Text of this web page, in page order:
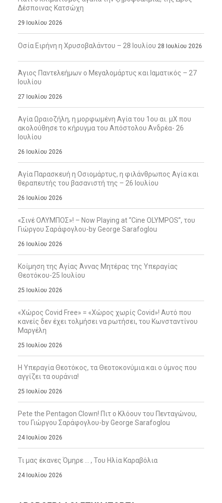
Δέσποινας Κατσώχη
29 Ιουλίου 2026
Οσία Ειρήνη η Χρυσοβαλάντου – 28 Ιουλίου 28 Ιουλίου 2026
Άγιος Παντελεήμων ο Μεγαλομάρτυς και Ιαματικός – 27
Ιουλίου
27 Ιουλίου 2026
Αγία Ωραιοζήλη, η μορφωμένη Αγία του 1ου αι. μΧ που
ακολούθησε το κήρυγμα του Απόστολου Ανδρέα- 26
Ιουλίου
26 Ιουλίου 2026
Αγία Παρασκευή η Οσιομάρτυς, η φιλάνθρωπος Αγία και
θεραπευτής του βασανιστή της – 26 Ιουλίου
26 Ιουλίου 2026
«Σινέ ΟΛΥΜΠΟΣ»! – Now Playing at “Cine OLYMPOS”, του
Γιώργου Σαράφογλου-by George Sarafoglou
26 Ιουλίου 2026
Κοίμηση της Αγίας Άννας Μητέρας της Υπεραγίας
Θεοτόκου-25 Ιουλίου
25 Ιουλίου 2026
«Χώρος Covid Free» = «Χώρος χωρίς Covid»! Αυτό που
κανείς δεν έχει τολμήσει να ρωτήσει, του Κωνσταντίνου
Μαργέλη
25 Ιουλίου 2026
Η Υπεραγία Θεοτόκος, τα Θεοτοκονύμια και ο ύμνος που
αγγίζει τα ουράνια!
25 Ιουλίου 2026
Pete the Pentagon Clown! Πιτ ο Κλόουν του Πενταγώνου,
του Γιώργου Σαράφογλου-by George Sarafoglou
24 Ιουλίου 2026
Τι μας έκανες Όμηρε … , Του Ηλία Καραβόλια
24 Ιουλίου 2026